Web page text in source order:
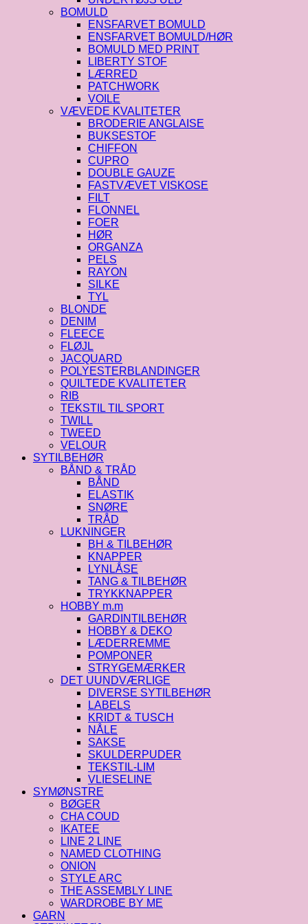
BOMULD
ENSFARVET BOMULD
ENSFARVET BOMULD/HØR
BOMULD MED PRINT
LIBERTY STOF
LÆRRED
PATCHWORK
VOILE
VÆVEDE KVALITETER
BRODERIE ANGLAISE
BUKSESTOF
CHIFFON
CUPRO
DOUBLE GAUZE
FASTVÆVET VISKOSE
FILT
FLONNEL
FOER
HØR
ORGANZA
PELS
RAYON
SILKE
TYL
BLONDE
DENIM
FLEECE
FLØJL
JACQUARD
POLYESTERBLANDINGER
QUILTEDE KVALITETER
RIB
TEKSTIL TIL SPORT
TWILL
TWEED
VELOUR
SYTILBEHØR
BÅND & TRÅD
BÅND
ELASTIK
SNØRE
TRÅD
LUKNINGER
BH & TILBEHØR
KNAPPER
LYNLÅSE
TANG & TILBEHØR
TRYKKNAPPER
HOBBY m.m
GARDINTILBEHØR
HOBBY & DEKO
LÆDERREMME
POMPONER
STRYGEMÆRKER
DET UUNDVÆRLIGE
DIVERSE SYTILBEHØR
LABELS
KRIDT & TUSCH
NÅLE
SAKSE
SKULDERPUDER
TEKSTIL-LIM
VLIESELINE
SYMØNSTRE
BØGER
CHA COUD
IKATEE
LINE 2 LINE
NAMED CLOTHING
ONION
STYLE ARC
THE ASSEMBLY LINE
WARDROBE BY ME
GARN